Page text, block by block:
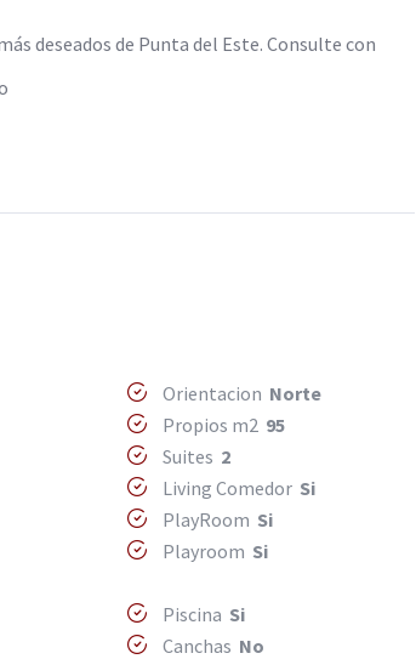
deseados de Punta del Este. Consulte con
Orientacion Norte
Propios m2 95
Suites 2
Living Comedor Si
PlayRoom Si
Playroom Si
Piscina Si
Canchas No